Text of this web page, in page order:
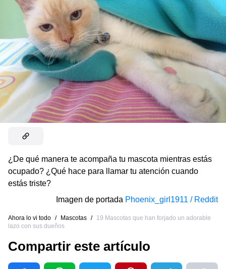
¿De qué manera te acompaña tu mascota mientras estás
ocupado? ¿Qué hace para llamar tu atención cuando
estás triste?
Imagen de portada Phoenix_girl1911 / Reddit
Ahora lo vi todo / Mascotas /
19 Mascotas que han forjado un adorable
lazo con sus dueños
Compartir este artículo